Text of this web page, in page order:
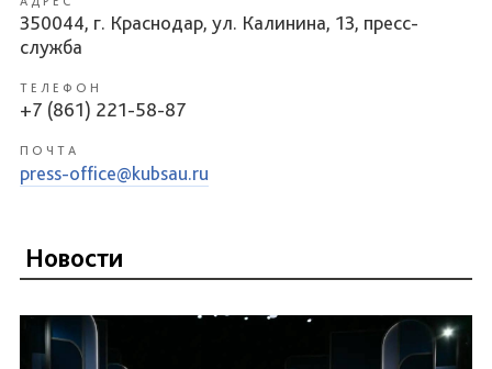
350044, г. Краснодар, ул. Калинина, 13, пресс-
служба
ТЕЛЕФОН
+7 (861) 221-58-87
ПОЧТА
press-office@kubsau.ru
Новости